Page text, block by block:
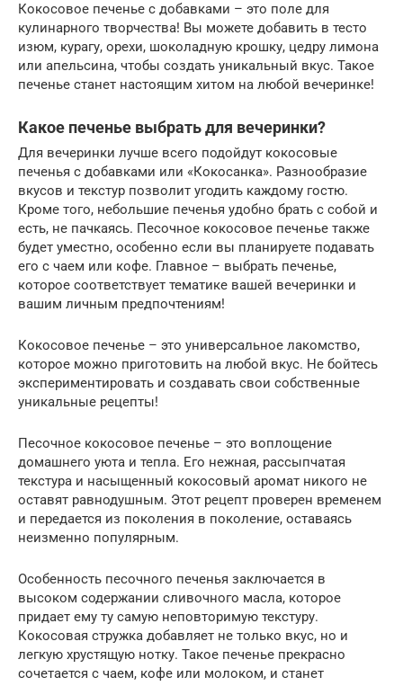
Кокосовое печенье с добавками – это поле для
кулинарного творчества! Вы можете добавить в тесто
изюм, курагу, орехи, шоколадную крошку, цедру лимона
или апельсина, чтобы создать уникальный вкус. Такое
печенье станет настоящим хитом на любой вечеринке!
Какое печенье выбрать для вечеринки?
Для вечеринки лучше всего подойдут кокосовые
печенья с добавками или «Кокосанка». Разнообразие
вкусов и текстур позволит угодить каждому гостю.
Кроме того, небольшие печенья удобно брать с собой и
есть, не пачкаясь. Песочное кокосовое печенье также
будет уместно, особенно если вы планируете подавать
его с чаем или кофе. Главное – выбрать печенье,
которое соответствует тематике вашей вечеринки и
вашим личным предпочтениям!
Кокосовое печенье – это универсальное лакомство,
которое можно приготовить на любой вкус. Не бойтесь
экспериментировать и создавать свои собственные
уникальные рецепты!
Песочное кокосовое печенье – это воплощение
домашнего уюта и тепла. Его нежная, рассыпчатая
текстура и насыщенный кокосовый аромат никого не
оставят равнодушным. Этот рецепт проверен временем
и передается из поколения в поколение, оставаясь
неизменно популярным.
Особенность песочного печенья заключается в
высоком содержании сливочного масла, которое
придает ему ту самую неповторимую текстуру.
Кокосовая стружка добавляет не только вкус, но и
легкую хрустящую нотку. Такое печенье прекрасно
сочетается с чаем, кофе или молоком, и станет